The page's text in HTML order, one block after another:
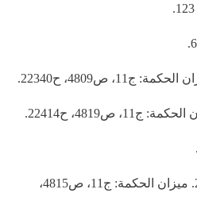
([32]) نهج البلاغة: الخطبة 230. ميزان الحكمة: ج11، ص4815،